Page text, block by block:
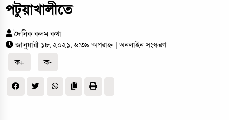
পটুয়াখালীতে
দৈনিক কলম কথা
জানুয়ারী ১৮, ২০২১, ৬:৩৯ অপরাহ্ন | অনলাইন সংস্করণ
ক+
ক-